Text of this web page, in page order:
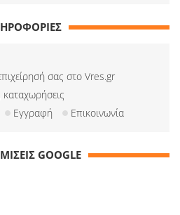
σας στο Vres.gr
καταχωρήσεις
Εγγραφή Επικοινωνία
GOOGLE